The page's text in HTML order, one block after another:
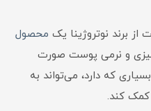
برند نوتروژینا یک محصول
و نرمی پوست صورت
که دارد، می‌تواند به
کند.